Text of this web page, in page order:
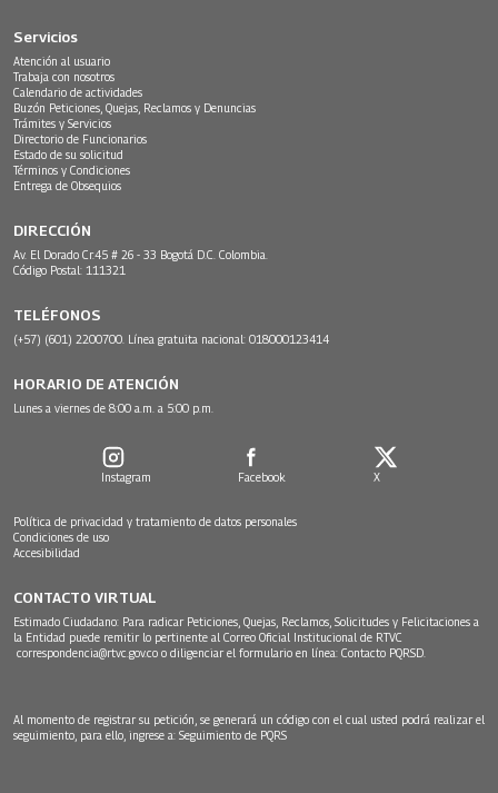
Servicios
Atención al usuario
Trabaja con nosotros
Calendario de actividades
Buzón Peticiones, Quejas, Reclamos y Denuncias
Trámites y Servicios
Directorio de Funcionarios
Estado de su solicitud
Términos y Condiciones
Entrega de Obsequios
DIRECCIÓN
Av. El Dorado Cr.45 # 26 - 33 Bogotá D.C. Colombia.
Código Postal: 111321
TELÉFONOS
(+57) (601) 2200700. Línea gratuita nacional: 018000123414
HORARIO DE ATENCIÓN
Lunes a viernes de 8:00 a.m. a 5:00 p.m.
Instagram Facebook X
Política de privacidad y tratamiento de datos personales
Condiciones de uso
Accesibilidad
CONTACTO VIRTUAL
Estimado Ciudadano: Para radicar Peticiones, Quejas, Reclamos, Solicitudes y Felicitaciones a
la Entidad puede remitir lo pertinente al Correo Oficial Institucional de RTVC
correspondencia@rtvc.gov.co o diligenciar el formulario en línea: Contacto PQRSD.
Al momento de registrar su petición, se generará un código con el cual usted podrá realizar el
seguimiento, para ello, ingrese a: Seguimiento de PQRS